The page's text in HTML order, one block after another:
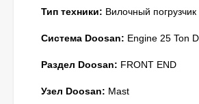
Тип техники: Вилочный
Система Doosan: Engine 25 Ton
Раздел Doosan: FRONT END
Узел Doosan: Mast